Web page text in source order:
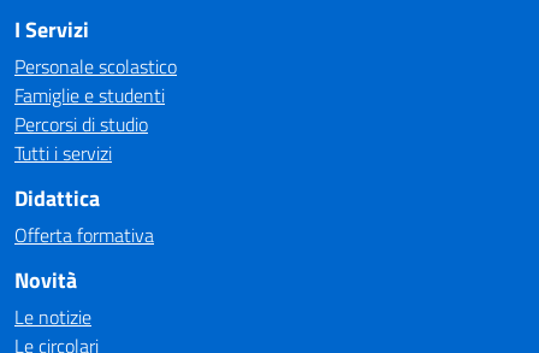
I Servizi
Personale scolastico
Famiglie e studenti
Percorsi di studio
Tutti i servizi
Didattica
Offerta formativa
Novità
Le notizie
Le circolari